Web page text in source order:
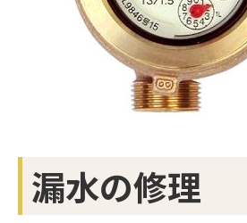
漏水の修理